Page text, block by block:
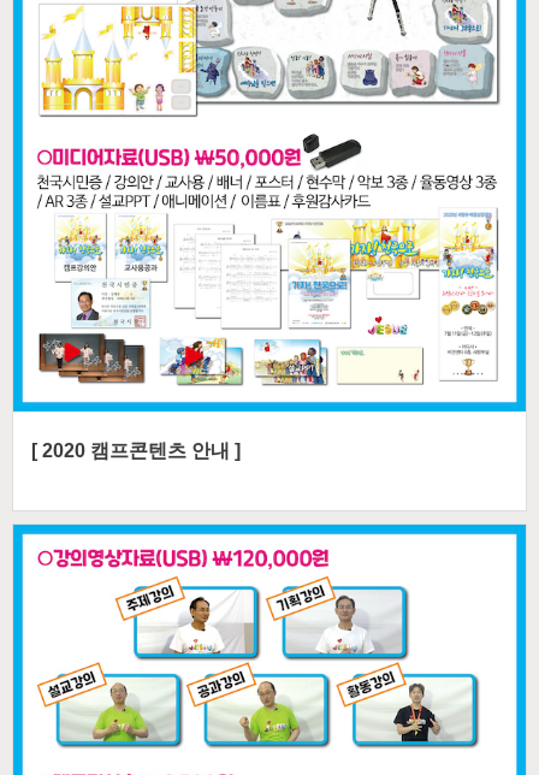
[ 2020 캠프콘텐츠 안내 ]